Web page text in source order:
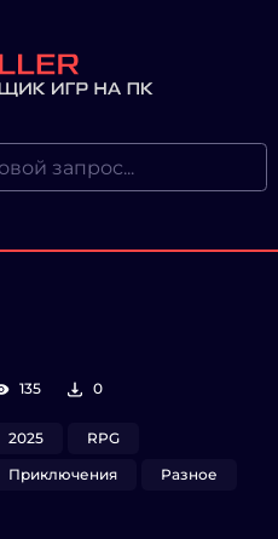
135 0
2025
RPG
Приключения
Разное